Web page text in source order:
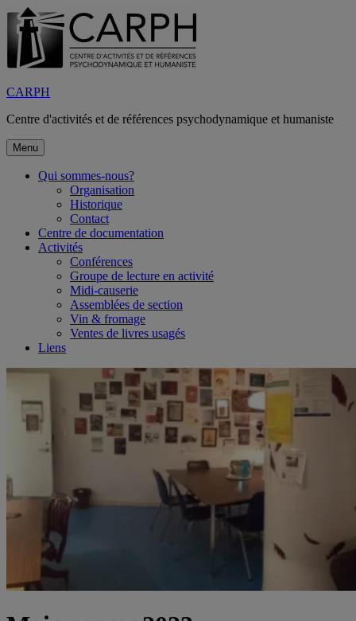
Aller
au
contenu
CARPH
Centre d'activités et de références psychodynamique et humaniste
Menu
Qui sommes-nous?
Organisation
Historique
Contact
Centre de documentation
Activités
Conférences
Groupe de lecture en activité
Midi-causerie
Assemblées de section
Vin & fromage
Ventes de livres usagés
Liens